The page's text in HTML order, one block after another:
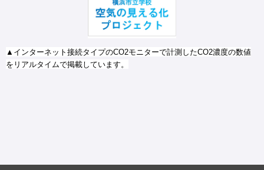
▲インターネット接続タイプのCO2モニターで計測したCO2濃度の数値
をリアルタイムで掲載しています。